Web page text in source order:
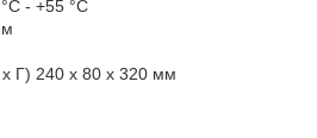
- +55 °C
Г) 240 x 80 x 320 мм